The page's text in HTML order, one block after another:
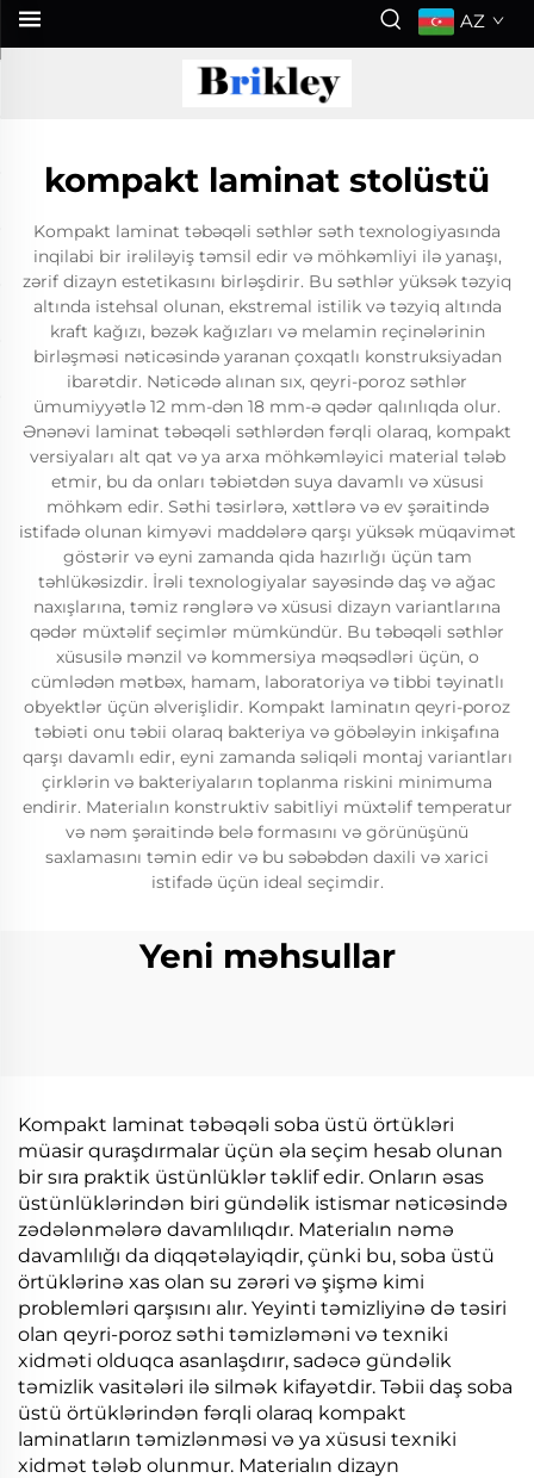
AZ
kompakt laminat stolüstü
Kompakt laminat təbəqəli səthlər səth texnologiyasında
inqilabi bir irəliləyiş təmsil edir və möhkəmliyi ilə yanaşı,
zərif dizayn estetikasını birləşdirir. Bu səthlər yüksək təzyiq
altında istehsal olunan, ekstremal istilik və təzyiq altında
kraft kağızı, bəzək kağızları və melamin reçinələrinin
birləşməsi nəticəsində yaranan çoxqatlı konstruksiyadan
ibarətdir. Nəticədə alınan sıx, qeyri-poroz səthlər
ümumiyyətlə 12 mm-dən 18 mm-ə qədər qalınlıqda olur.
Ənənəvi laminat təbəqəli səthlərdən fərqli olaraq, kompakt
versiyaları alt qat və ya arxa möhkəmləyici material tələb
etmir, bu da onları təbiətdən suya davamlı və xüsusi
möhkəm edir. Səthi təsirlərə, xəttlərə və ev şəraitində
istifadə olunan kimyəvi maddələrə qarşı yüksək müqavimət
göstərir və eyni zamanda qida hazırlığı üçün tam
təhlükəsizdir. İrəli texnologiyalar sayəsində daş və ağac
naxışlarına, təmiz rənglərə və xüsusi dizayn variantlarına
qədər müxtəlif seçimlər mümkündür. Bu təbəqəli səthlər
xüsusilə mənzil və kommersiya məqsədləri üçün, o
cümlədən mətbəx, hamam, laboratoriya və tibbi təyinatlı
obyektlər üçün əlverişlidir. Kompakt laminatın qeyri-poroz
təbiəti onu təbii olaraq bakteriya və göbələyin inkişafına
qarşı davamlı edir, eyni zamanda səliqəli montaj variantları
çirklərin və bakteriyaların toplanma riskini minimuma
endirir. Materialın konstruktiv sabitliyi müxtəlif temperatur
və nəm şəraitində belə formasını və görünüşünü
saxlamasını təmin edir və bu səbəbdən daxili və xarici
istifadə üçün ideal seçimdir.
Yeni məhsullar
Kompakt laminat təbəqəli soba üstü örtükləri
müasir quraşdırmalar üçün əla seçim hesab olunan
bir sıra praktik üstünlüklər təklif edir. Onların əsas
üstünlüklərindən biri gündəlik istismar nəticəsində
zədələnmələrə davamlılıqdır. Materialın nəmə
davamlılığı da diqqətəlayiqdir, çünki bu, soba üstü
örtüklərinə xas olan su zərəri və şişmə kimi
problemləri qarşısını alır. Yeyinti təmizliyinə də təsiri
olan qeyri-poroz səthi təmizləməni və texniki
xidməti olduqca asanlaşdırır, sadəcə gündəlik
təmizlik vasitələri ilə silmək kifayətdir. Təbii daş soba
üstü örtüklərindən fərqli olaraq kompakt
laminatların təmizlənməsi və ya xüsusi texniki
xidmət tələb olunmur. Materialın dizayn